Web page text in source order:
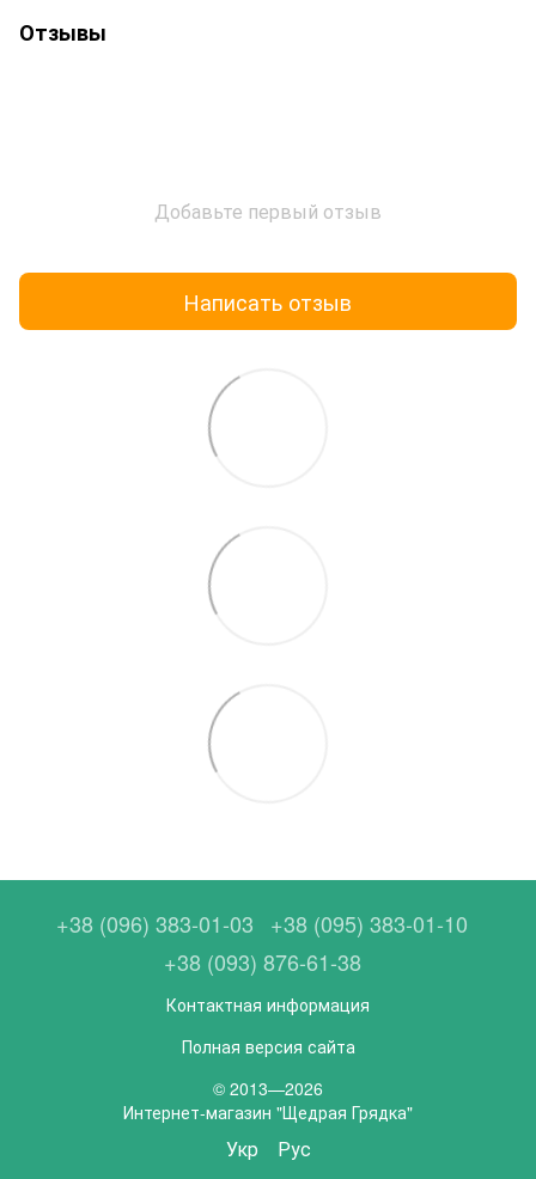
Отзывы
Добавьте первый отзыв
Написать отзыв
+38 (096) 383-01-03
+38 (095) 383-01-10
+38 (093) 876-61-38
Контактная информация
Полная версия сайта
© 2013—2026
Интернет-магазин "Щедрая Грядка"
Укр Рус